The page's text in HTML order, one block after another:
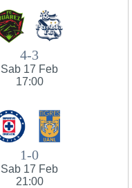
4-3
Sab 17 Feb
17:00
1-0
Sab 17 Feb
21:00